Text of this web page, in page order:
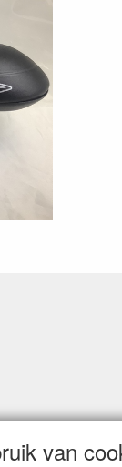
van